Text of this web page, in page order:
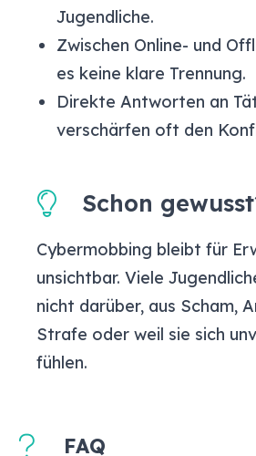
Jugendliche.
Zwischen Online- und
es keine klare Trennung.
Direkte Antworten an
verschärfen oft den
Schon
Cybermobbing bleibt für
unsichtbar. Viele
nicht darüber, aus Scham,
Strafe oder weil sie sich
fühlen.
FAQ